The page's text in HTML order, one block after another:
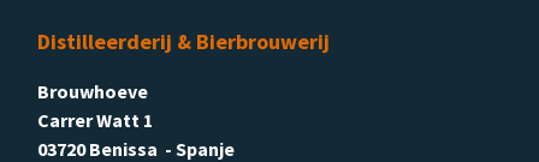
Distilleerderij & Bierbrouwerij
Brouwhoeve
Carrer Watt 1
03720 Benissa - Spanje